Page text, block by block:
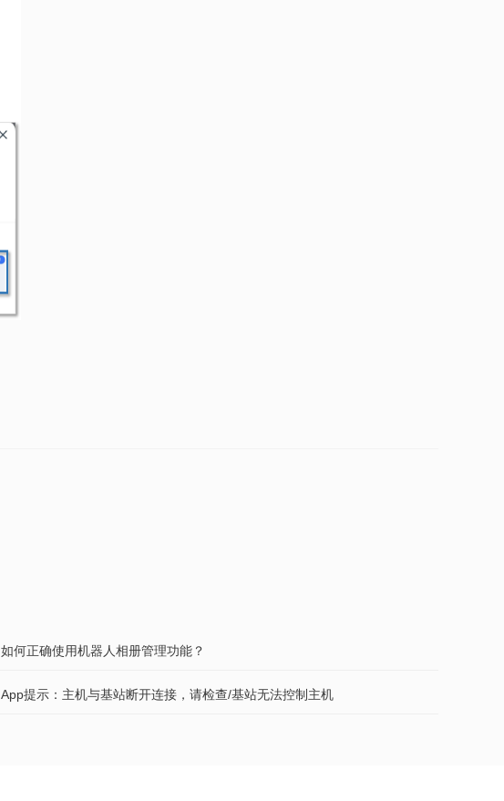
如何正确使用机器人相册管理功能？
App提示：主机与基站断开连接，请检查/基站无法控制主机